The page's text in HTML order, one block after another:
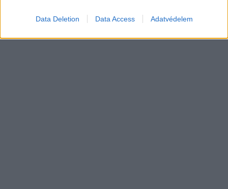
Data Deletion Data Access Adatvédelem